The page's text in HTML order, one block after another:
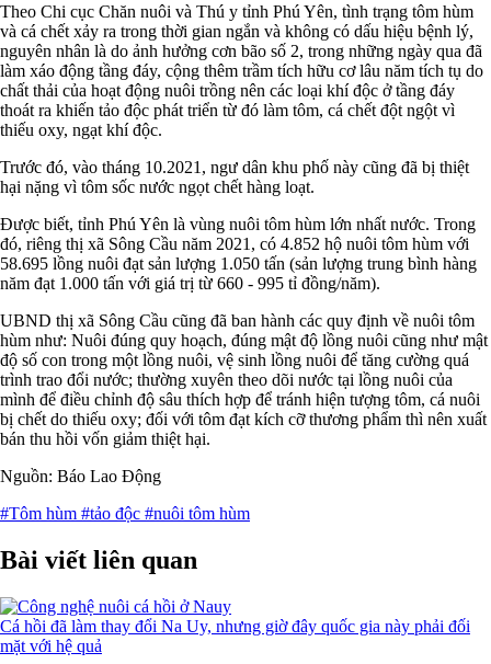
Theo Chi cục Chăn nuôi và Thú y tỉnh Phú Yên, tình trạng tôm hùm
và cá chết xảy ra trong thời gian ngắn và không có dấu hiệu bệnh lý,
nguyên nhân là do ảnh hưởng cơn bão số 2, trong những ngày qua đã
làm xáo động tầng đáy, cộng thêm trầm tích hữu cơ lâu năm tích tụ do
chất thải của hoạt động nuôi trồng nên các loại khí độc ở tầng đáy
thoát ra khiến tảo độc phát triển từ đó làm tôm, cá chết đột ngột vì
thiếu oxy, ngạt khí độc.
Trước đó, vào tháng 10.2021, ngư dân khu phố này cũng đã bị thiệt
hại nặng vì tôm sốc nước ngọt chết hàng loạt.
Được biết, tỉnh Phú Yên là vùng nuôi tôm hùm lớn nhất nước. Trong
đó, riêng thị xã Sông Cầu năm 2021, có 4.852 hộ nuôi tôm hùm với
58.695 lồng nuôi đạt sản lượng 1.050 tấn (sản lượng trung bình hàng
năm đạt 1.000 tấn với giá trị từ 660 - 995 tỉ đồng/năm).
UBND thị xã Sông Cầu cũng đã ban hành các quy định về nuôi tôm
hùm như: Nuôi đúng quy hoạch, đúng mật độ lồng nuôi cũng như mật
độ số con trong một lồng nuôi, vệ sinh lồng nuôi để tăng cường quá
trình trao đổi nước; thường xuyên theo dõi nước tại lồng nuôi của
mình để điều chỉnh độ sâu thích hợp để tránh hiện tượng tôm, cá nuôi
bị chết do thiếu oxy; đối với tôm đạt kích cỡ thương phẩm thì nên xuất
bán thu hồi vốn giảm thiệt hại.
Nguồn: Báo Lao Động
#Tôm hùm #tảo độc #nuôi tôm hùm
Bài viết liên quan
Cá hồi đã làm thay đổi Na Uy, nhưng giờ đây quốc gia này phải đối
mặt với hệ quả